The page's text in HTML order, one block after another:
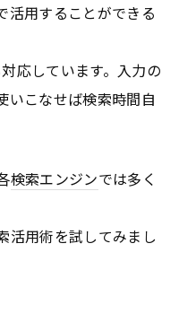
活用することができる
応しています。入力の
いこなせば検索時間自
検索エンジンでは多く
活用術を試してみまし